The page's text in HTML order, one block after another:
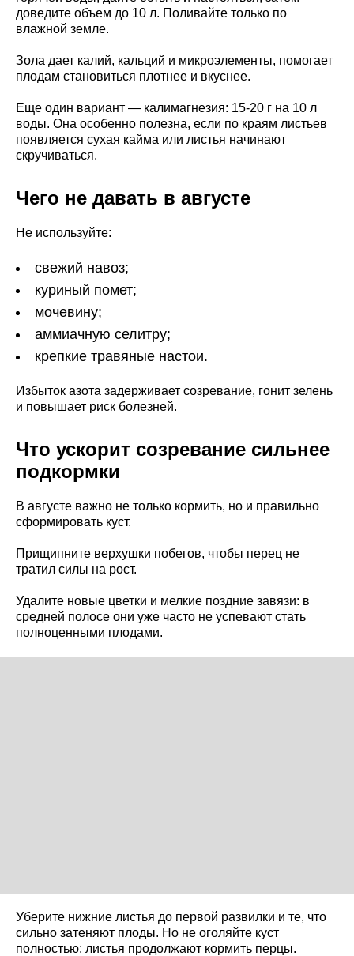
доведите объем до 10 л. Поливайте только по
влажной земле.
Зола дает калий, кальций и микроэлементы, помогает
плодам становиться плотнее и вкуснее.
Еще один вариант — калимагнезия: 15-20 г на 10 л
воды. Она особенно полезна, если по краям листьев
появляется сухая кайма или листья начинают
скручиваться.
Чего не давать в августе
Не используйте:
свежий навоз;
куриный помет;
мочевину;
аммиачную селитру;
крепкие травяные настои.
Избыток азота задерживает созревание, гонит зелень
и повышает риск болезней.
Что ускорит созревание сильнее
подкормки
В августе важно не только кормить, но и правильно
сформировать куст.
Прищипните верхушки побегов, чтобы перец не
тратил силы на рост.
Удалите новые цветки и мелкие поздние завязи: в
средней полосе они уже часто не успевают стать
полноценными плодами.
Уберите нижние листья до первой развилки и те, что
сильно затеняют плоды. Но не оголяйте куст
полностью: листья продолжают кормить перцы.